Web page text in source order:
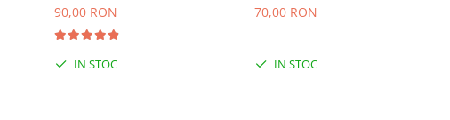
90,00 RON
IN STOC
70,00 RON
IN STOC